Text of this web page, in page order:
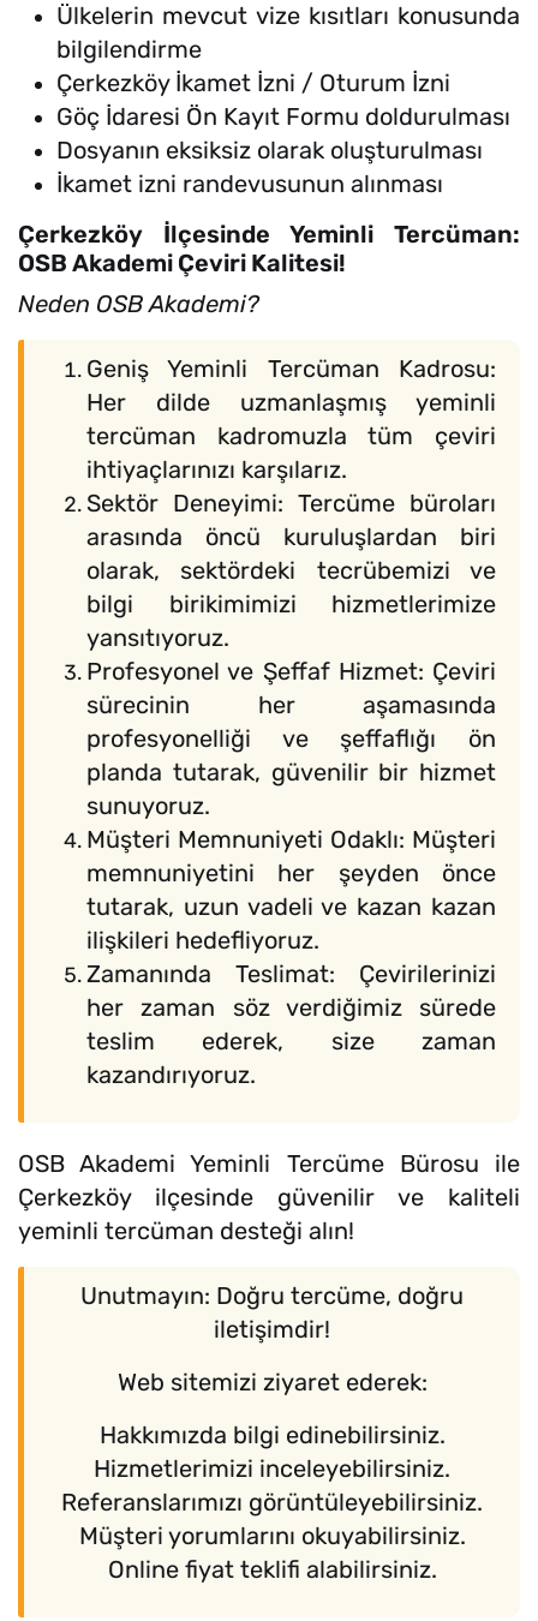
Ülkelerin mevcut vize kısıtları konusunda
bilgilendirme
Çerkezköy İkamet İzni / Oturum İzni
Göç İdaresi Ön Kayıt Formu doldurulması
Dosyanın eksiksiz olarak oluşturulması
İkamet izni randevusunun alınması
Çerkezköy İlçesinde Yeminli Tercüman:
OSB Akademi Çeviri Kalitesi!
Neden OSB Akademi?
Geniş Yeminli Tercüman Kadrosu:
Her dilde uzmanlaşmış yeminli
tercüman kadromuzla tüm çeviri
ihtiyaçlarınızı karşılarız.
Sektör Deneyimi: Tercüme büroları
arasında öncü kuruluşlardan biri
olarak, sektördeki tecrübemizi ve
bilgi birikimimizi hizmetlerimize
yansıtıyoruz.
Profesyonel ve Şeffaf Hizmet: Çeviri
sürecinin her aşamasında
profesyonelliği ve şeffaflığı ön
planda tutarak, güvenilir bir hizmet
sunuyoruz.
Müşteri Memnuniyeti Odaklı: Müşteri
memnuniyetini her şeyden önce
tutarak, uzun vadeli ve kazan kazan
ilişkileri hedefliyoruz.
Zamanında Teslimat: Çevirilerinizi
her zaman söz verdiğimiz sürede
teslim ederek, size zaman
kazandırıyoruz.
OSB Akademi Yeminli Tercüme Bürosu ile
Çerkezköy ilçesinde güvenilir ve kaliteli
yeminli tercüman desteği alın!
Unutmayın: Doğru tercüme, doğru
iletişimdir!
Web sitemizi ziyaret ederek:
Hakkımızda bilgi edinebilirsiniz.
Hizmetlerimizi inceleyebilirsiniz.
Referanslarımızı görüntüleyebilirsiniz.
Müşteri yorumlarını okuyabilirsiniz.
Online fiyat teklifi alabilirsiniz.